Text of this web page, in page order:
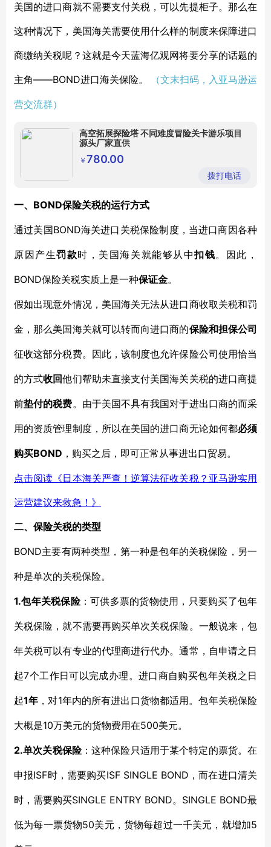
美国的进口商就不需要支付关税，可以先提柜子。那么在
这种情况下，美国海关需要使用什么样的制度来保障进口
商缴纳关税呢？这就是今天蓝海亿观网将要分享的话题的
主角——BOND进口海关保险。 （文末扫码，入亚马逊运
营交流群）
高空拓展探险塔 不同难度冒险关卡游乐项目
源头厂家直供
￥ 780.00
拨打电话
一、 BOND保险关税的运行方式
通过美国BOND海关进口 关税保险制度，当进口商因各种
原因产生罚款时，美国海关就能够从中扣钱。因此，
BOND保险关税实质上是一种保证金。
假如出现意外情况，美国海关无法从进口商收取关税和罚
金，那么美国海关就可以转而向进口商的保险和担保公司
征收这部分税费。因此，该制度也允许保险公司使用恰当
的方式收回他们帮助未直接支付美国海关关税的进口商提
前垫付的税费。由于美国不具有我国对于进出口商的而采
用的资质管理制度，所以在美国的进口商无论如何都必须
购买BOND ，购买之后，即可正常从事进出口贸易。
点击阅读《日本海关严查！逆算法征收关税？亚马逊实用
运营建议来救急！》
二、保险关税的类型
BOND主要有两种类型，第一种是包年的关税保险，另一
种是单次的关税保险。
1.包年关税保险：可供多票的货物使用，只要购买了包年
关税保险，就不需要再购买单次关税保险。一般说来，包
年关税可以有专业的代理商进行代办。通常，自申请之日
起7个工作日可以完成办理。进口商自购买包年关税之日
起1年 ，对1年内的所有进出口货物都适用。包年关税保险
大概是10万美元的货物费用在500美元。
2.单次关税保险：这种保险只适用于某个特定的票货。在
申报ISF时，需要购买ISF SINGLE BOND，而在进口清关
时，需要购买SINGLE ENTRY BOND。SINGLE BOND最
低为每一票货物50美元，货物每超过一千美元，就增加5